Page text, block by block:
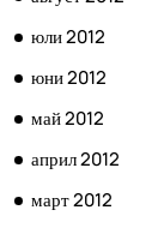
юли 2012
юни 2012
май 2012
април 2012
март 2012